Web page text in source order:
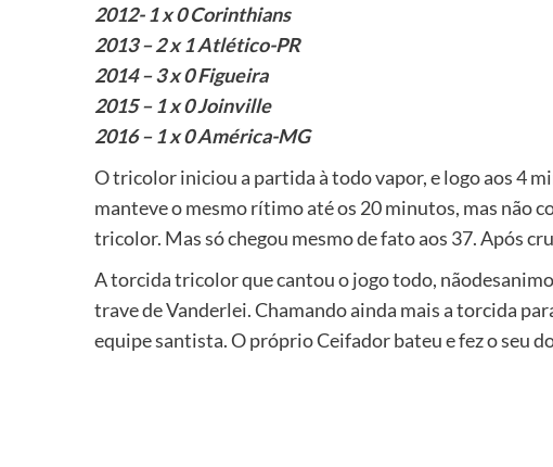
2012- 1 x 0 Corinthians
2013 – 2 x 1 Atlético-PR
2014 – 3 x 0 Figueira
2015 – 1 x 0 Joinville
2016 – 1 x 0 América-MG
O tricolor iniciou a partida à todo vapor, e logo aos 4
manteve o mesmo rítimo até os 20 minutos, mas não
tricolor. Mas só chegou mesmo de fato aos 37. Após
A torcida tricolor que cantou o jogo todo,
trave de Vanderlei. Chamando ainda mais a torcida
equipe santista. O próprio Ceifador bateu e fez o seu